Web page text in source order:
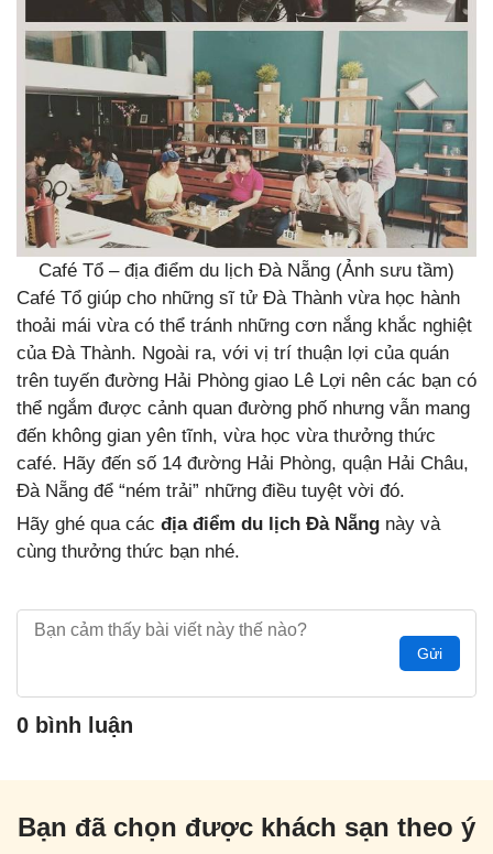
Café Tổ – địa điểm du lịch Đà Nẵng (Ảnh sưu tầm)
Café Tổ giúp cho những sĩ tử Đà Thành vừa học hành
thoải mái vừa có thể tránh những cơn nắng khắc nghiệt
của Đà Thành. Ngoài ra, với vị trí thuận lợi của quán
trên tuyến đường Hải Phòng giao Lê Lợi nên các bạn có
thể ngắm được cảnh quan đường phố nhưng vẫn mang
đến không gian yên tĩnh, vừa học vừa thưởng thức
café. Hãy đến số 14 đường Hải Phòng, quận Hải Châu,
Đà Nẵng để “ném trải” những điều tuyệt vời đó.
Hãy ghé qua các địa điểm du lịch Đà Nẵng này và
cùng thưởng thức bạn nhé.
Gửi
0 bình luận
Bạn đã chọn được khách sạn theo ý